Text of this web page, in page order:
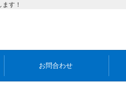
す！
お問合わせ